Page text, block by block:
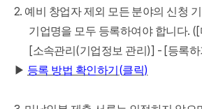
2. 예비 창업자 제외 모든 분야의 신청
기업명을 모두 등록하여야 합니다. ([
[소속관리 (기업정보 관리 )] - [등록하
▶ 등록 방법 확인하기 (클릭)